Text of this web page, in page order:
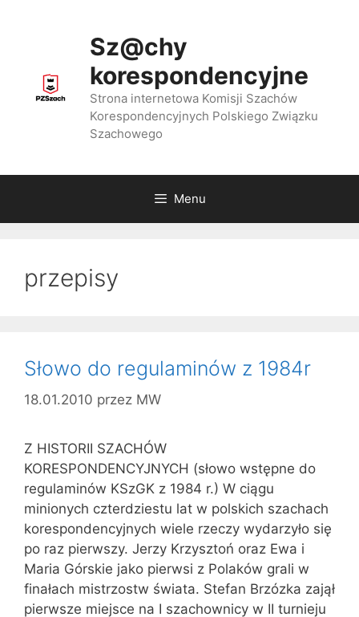
Sz@chy
korespondencyjne
Strona internetowa Komisji Szachów
Korespondencyjnych Polskiego Związku
Szachowego
Menu
przepisy
Słowo do regulaminów z 1984r
18.01.2010 przez MW
Z HISTORII SZACHÓW
KORESPONDENCYJNYCH (słowo wstępne do
regulaminów KSzGK z 1984 r.) W ciągu
minionych czterdziestu lat w pol­skich szachach
korespondencyjnych wiele rzeczy wydarzyło się
po raz pierwszy. Jerzy Krzysztoń oraz Ewa i
Maria Gór­skie jako pierwsi z Polaków grali w
finałach mistrzostw świata. Stefan Brzózka zajął
pierwsze miejsce na I szachownicy w II turnieju